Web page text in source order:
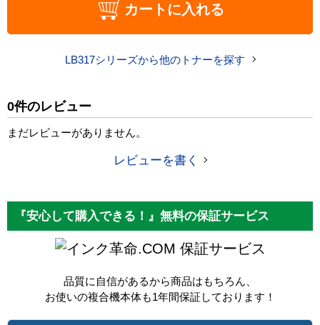
LB317B
14,970 円
カラー ブラック
カートに入れる
LB317シリーズから他のトナーを探す
0件のレビュー
まだレビューがありません。
レビューを書く
『安心して購入できる！』無料の保証サービス
保証サービス
品質に自信があるから商品はもちろん、
お使いの複合機本体も1年間保証しております！